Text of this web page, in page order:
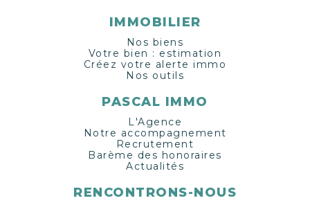
IMMOBILIER
Nos biens
Votre bien : estimation
Créez votre alerte immo
Nos outils
PASCAL IMMO
L'Agence
Notre accompagnement
Recrutement
Barème des honoraires
Actualités
RENCONTRONS-NOUS